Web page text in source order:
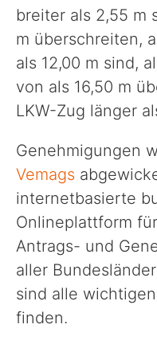
breiter als 2,55 m
m überschreiten,
als 12,00 m sind,
von als 16,50 m
LKW-Zug länger
Genehmigungen
Vemags
internetbasierte
Onlineplattform
Antrags- und
aller
sind alle
finden.